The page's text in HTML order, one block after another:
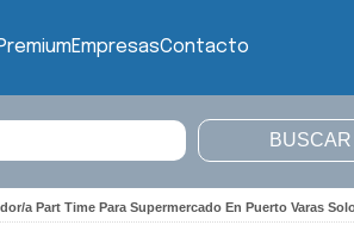
EmpresasContacto
a Part Time Para Supermercado En Puerto Varas